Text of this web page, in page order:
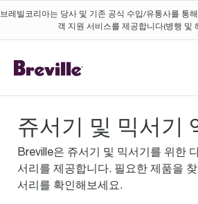
브레빌코리아는 당사 및 기존 공식 수입/유통사를 통
객 지원 서비스를 제공합니다(병행 및
쥬서기 및 믹서기
Breville은 쥬서기 및 믹서기를 위한
서리를 제공합니다. 필요한 제품을
서리를 확인해보세요.